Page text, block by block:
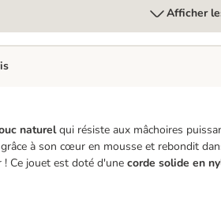
Afficher
naturelqui résiste aux mâchoires
à son cœur en mousse et rebondit
Ce jouet est doté d'une corde solide en